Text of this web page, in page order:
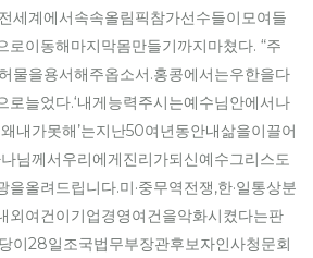
세계에서속속올림픽참가선수들이모여들
로이동해마지막몸만들기까지마쳤다. “주
물을용서해주옵소서.홍콩에서는우한을다
로늘었다.‘내게능력주시는예수님안에서나
내가못해’는지난50여년동안내삶을이끌어
님께서우리에게진리가되신예수그리스도
올려드립니다.미·중무역전쟁,한·일통상분
외여건이기업경영여건을악화시켰다는판
이28일조국법무부장관후보자인사청문회